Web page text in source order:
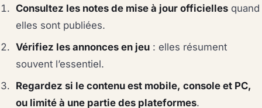
Consultez les notes de mise à jour officielles quand
elles sont publiées.
Vérifiez les annonces en jeu : elles résument
souvent l’essentiel.
Regardez si le contenu est mobile, console et PC,
ou limité à une partie des plateformes.